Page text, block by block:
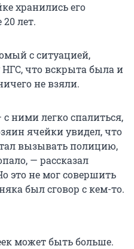
хранились его
лет.
с ситуацией,
что вскрыта была и
не взяли.
ними легко спалиться,
ячейки увидел, что
вызывать полицию,
— рассказал
это не мог совершить
был сговор с кем-то.
может быть больше.